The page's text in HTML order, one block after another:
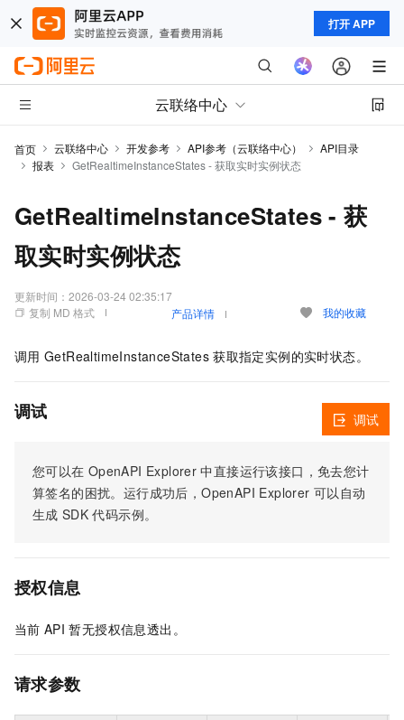
打开 APP
云联络中心
首页 云联络中心 开发参考 API参考（云联络中心）
API目录
报表
GetRealtimeInstanceStates - 获取实时实例状态
GetRealtimeInstanceStates - 获
取实时实例状态
更新时间： 2026-03-24 02:35:17
复制 MD 格式
产品详情 我的收藏
调用 GetRealtimeInstanceStates 获取指定实例的实时状态。
调试
您可以在 OpenAPI Explorer 中直接运行该接口，免去您计
算签名的困扰。运行成功后，OpenAPI Explorer 可以自动
生成 SDK 代码示例。
调试
授权信息
当前 API 暂无授权信息透出。
请求参数